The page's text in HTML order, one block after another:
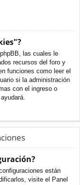
las cuales le
recursos del foro y
funciones como leer el
si la administración
con el ingreso o
están
visite el Panel